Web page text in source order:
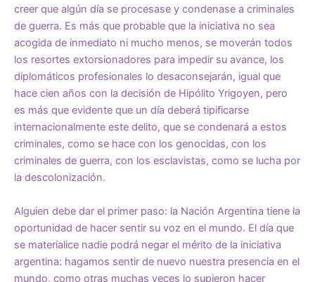
creer que algún día se procesase y condenase a criminales
de guerra. Es más que probable que la iniciativa no sea
acogida de inmediato ni mucho menos, se moverán todos
los resortes extorsionadores para impedir su avance, los
diplomáticos profesionales lo desaconsejarán, igual que
hace cien años con la decisión de Hipólito Yrigoyen, pero
es más que evidente que un día deberá tipificarse
internacionalmente este delito, que se condenará a estos
criminales, como se hace con los genocidas, con los
criminales de guerra, con los esclavistas, como se lucha por
la descolonización.
Alguien debe dar el primer paso: la Nación Argentina tiene la
oportunidad de hacer sentir su voz en el mundo. El día que
se materialice nadie podrá negar el mérito de la iniciativa
argentina: hagamos sentir de nuevo nuestra presencia en el
mundo, como otras muchas veces lo supieron hacer